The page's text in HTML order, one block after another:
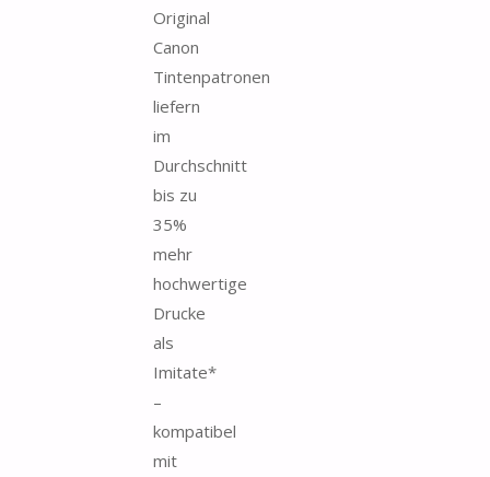
Original
Canon
Tintenpatronen
liefern
im
Durchschnitt
bis zu
35%
mehr
hochwertige
Drucke
als
Imitate*
–
kompatibel
mit